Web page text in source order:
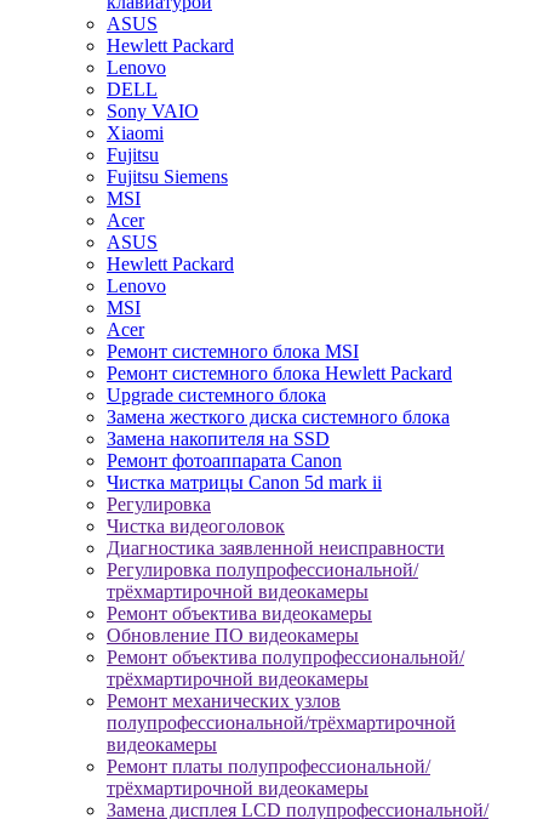
ASUS
Hewlett Packard
Lenovo
DELL
Sony VAIO
Xiaomi
Fujitsu
Fujitsu Siemens
MSI
Acer
ASUS
Hewlett Packard
Lenovo
MSI
Acer
Ремонт системного блока MSI
Ремонт системного блока Hewlett Packard
Upgrade системного блока
Замена жесткого диска системного блока
Замена накопителя на SSD
Ремонт фотоаппарата Canon
Чистка матрицы Canon 5d mark ii
Регулировка
Чистка видеоголовок
Диагностика заявленной неисправности
Регулировка полупрофессиональной/
трёхмартирочной видеокамеры
Ремонт объектива видеокамеры
Обновление ПО видеокамеры
Ремонт объектива полупрофессиональной/
трёхмартирочной видеокамеры
Ремонт механических узлов
полупрофессиональной/трёхмартирочной
видеокамеры
Ремонт платы полупрофессиональной/
трёхмартирочной видеокамеры
Замена дисплея LCD полупрофессиональной/